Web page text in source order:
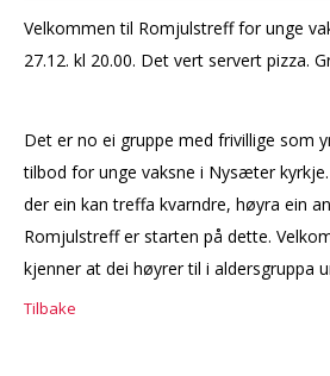
BARN OG UNGDOM
INFORMASJON
KONTAKT OSS
GI EI GÅVE
Velkommen til Romjulstreff for unge
27.12. kl 20.00. Det vert servert pizza.
Det er no ei gruppe med frivillige som
tilbod for unge vaksne i Nysæter
der ein kan treffa kvarndre, høyra ein
Romjulstreff er starten på dette.
kjenner at dei høyrer til i aldersgruppa
Tilbake